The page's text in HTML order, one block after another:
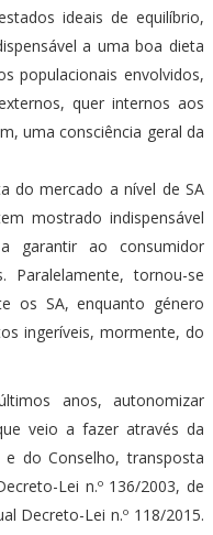
ideais de equilíbrio,
a uma boa dieta
populacionais envolvidos,
quer internos aos
uma consciência geral da
do mercado a nível de SA
mostrado indispensável
garantir ao consumidor
Paralelamente, tornou-se
os SA, enquanto género
ingeríveis, mormente, do
anos, autonomizar
veio a fazer através da
do Conselho, transposta
Lei n.º 136/2003, de
Decreto-Lei n.º 118/2015.